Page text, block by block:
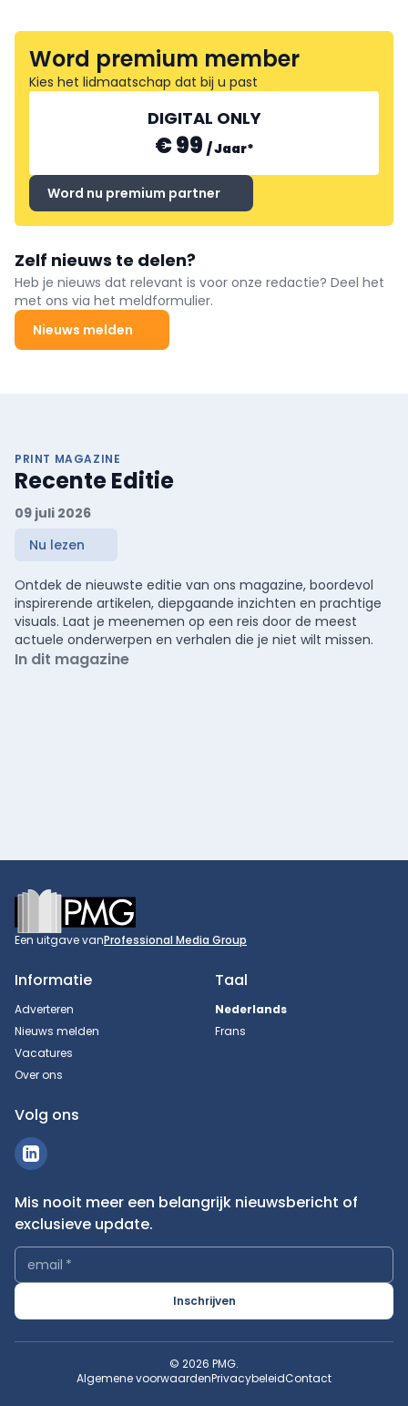
Word premium member
Kies het lidmaatschap dat bij u past
DIGITAL ONLY
€ 99 /Jaar*
Word nu premium partner
Zelf nieuws te delen?
Heb je nieuws dat relevant is voor onze redactie? Deel het
met ons via het meldformulier.
Nieuws melden
PRINT MAGAZINE
Recente Editie
09 juli 2026
Nu lezen
Ontdek de nieuwste editie van ons magazine, boordevol
inspirerende artikelen, diepgaande inzichten en prachtige
visuals. Laat je meenemen op een reis door de meest
actuele onderwerpen en verhalen die je niet wilt missen.
In dit magazine
Footer
Een uitgave vanProfessional Media Group
Informatie
Adverteren
Nieuws melden
Vacatures
Over ons
Taal
Nederlands
Frans
Volg ons
Mis nooit meer een belangrijk nieuwsbericht of
exclusieve update.
email *
Inschrijven
© 2026 PMG.
Algemene voorwaardenPrivacybeleidContact